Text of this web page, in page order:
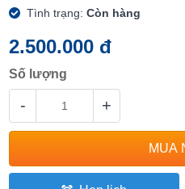
Tình trạng:Còn hàng
2.500.000 đ
Số lượng
- +